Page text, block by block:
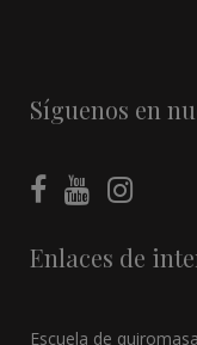
Síguenos en
Enlaces de
Escuela de